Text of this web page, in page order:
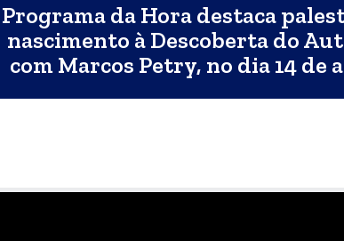
Programa da Hora destaca
nascimento à Descoberta do
com Marcos Petry, no dia 14 de